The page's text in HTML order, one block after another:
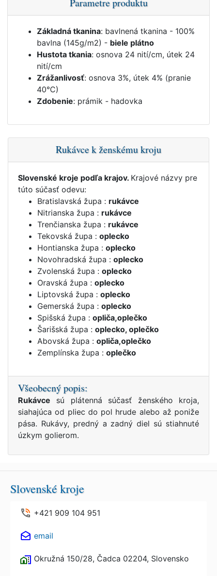
Základná tkanina: bavlnená tkanina - 100%
bavlna (145g/m2) - biele plátno
Hustota tkania: osnova 24 nití/cm, útek 24
nití/cm
Zrážanlivosť: osnova 3%, útek 4% (pranie
40°C)
Zdobenie: prámik - hadovka
Rukávce k ženskému kroju
Slovenské kroje podľa krajov. Krajové názvy pre
túto súčasť odevu:
Bratislavská župa : rukávce
Nitrianska župa : rukávce
Trenčianska župa : rukávce
Tekovská župa : oplecko
Hontianska župa : oplecko
Novohradská župa : oplecko
Zvolenská župa : oplecko
Oravská župa : oplecko
Liptovská župa : oplecko
Gemerská župa : oplecko
Spišská župa : opliča,oplečko
Šarišská župa : oplecko, oplečko
Abovská župa : opliča,oplečko
Zemplínska župa : oplečko
Všeobecný popis:
Rukávce sú plátenná súčasť ženského kroja,
siahajúca od pliec do pol hrude alebo až poniže
pása. Rukávy, predný a zadný diel sú stiahnuté
úzkym golierom.
Slovenské kroje
+421 909 104 951
email
Okružná 150/28, Čadca 02204, Slovensko